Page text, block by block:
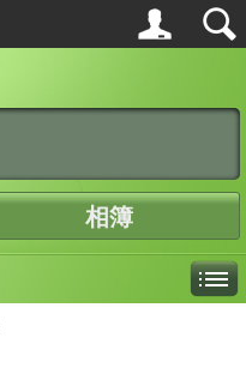
相簿